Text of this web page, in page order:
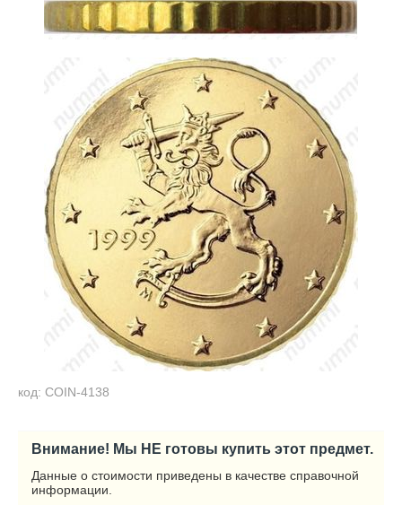
код: COIN-4138
Внимание! Мы НЕ готовы купить этот предмет.
Данные о стоимости приведены в качестве справочной
информации.